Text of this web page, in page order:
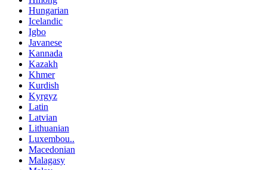
Hungarian
Icelandic
Igbo
Javanese
Kannada
Kazakh
Khmer
Kurdish
Kyrgyz
Latin
Latvian
Lithuanian
Luxembou..
Macedonian
Malagasy